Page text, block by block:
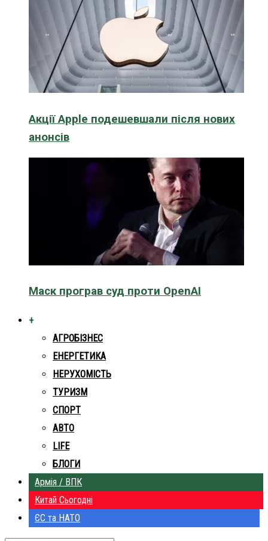
Акції Apple подешевшали після нових
анонсів
Маск програв суд проти OpenAI
+
АГРОБІЗНЕС
ЕНЕРГЕТИКА
НЕРУХОМІСТЬ
ТУРИЗМ
СПОРТ
АВТО
LIFE
БЛОГИ
Армія / ВПК
Китай Сьогодні
ЄС та НАТО